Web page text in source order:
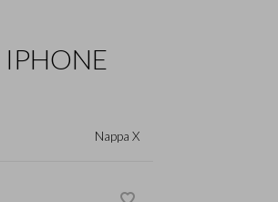
IPHONE
Nappa X